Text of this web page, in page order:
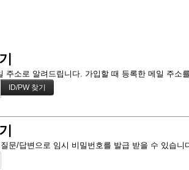
주소로 알려드립니다. 가입할 때 등록한 메일 주소
문/답변으로 임시 비밀번호를 발급 받을 수 있습니